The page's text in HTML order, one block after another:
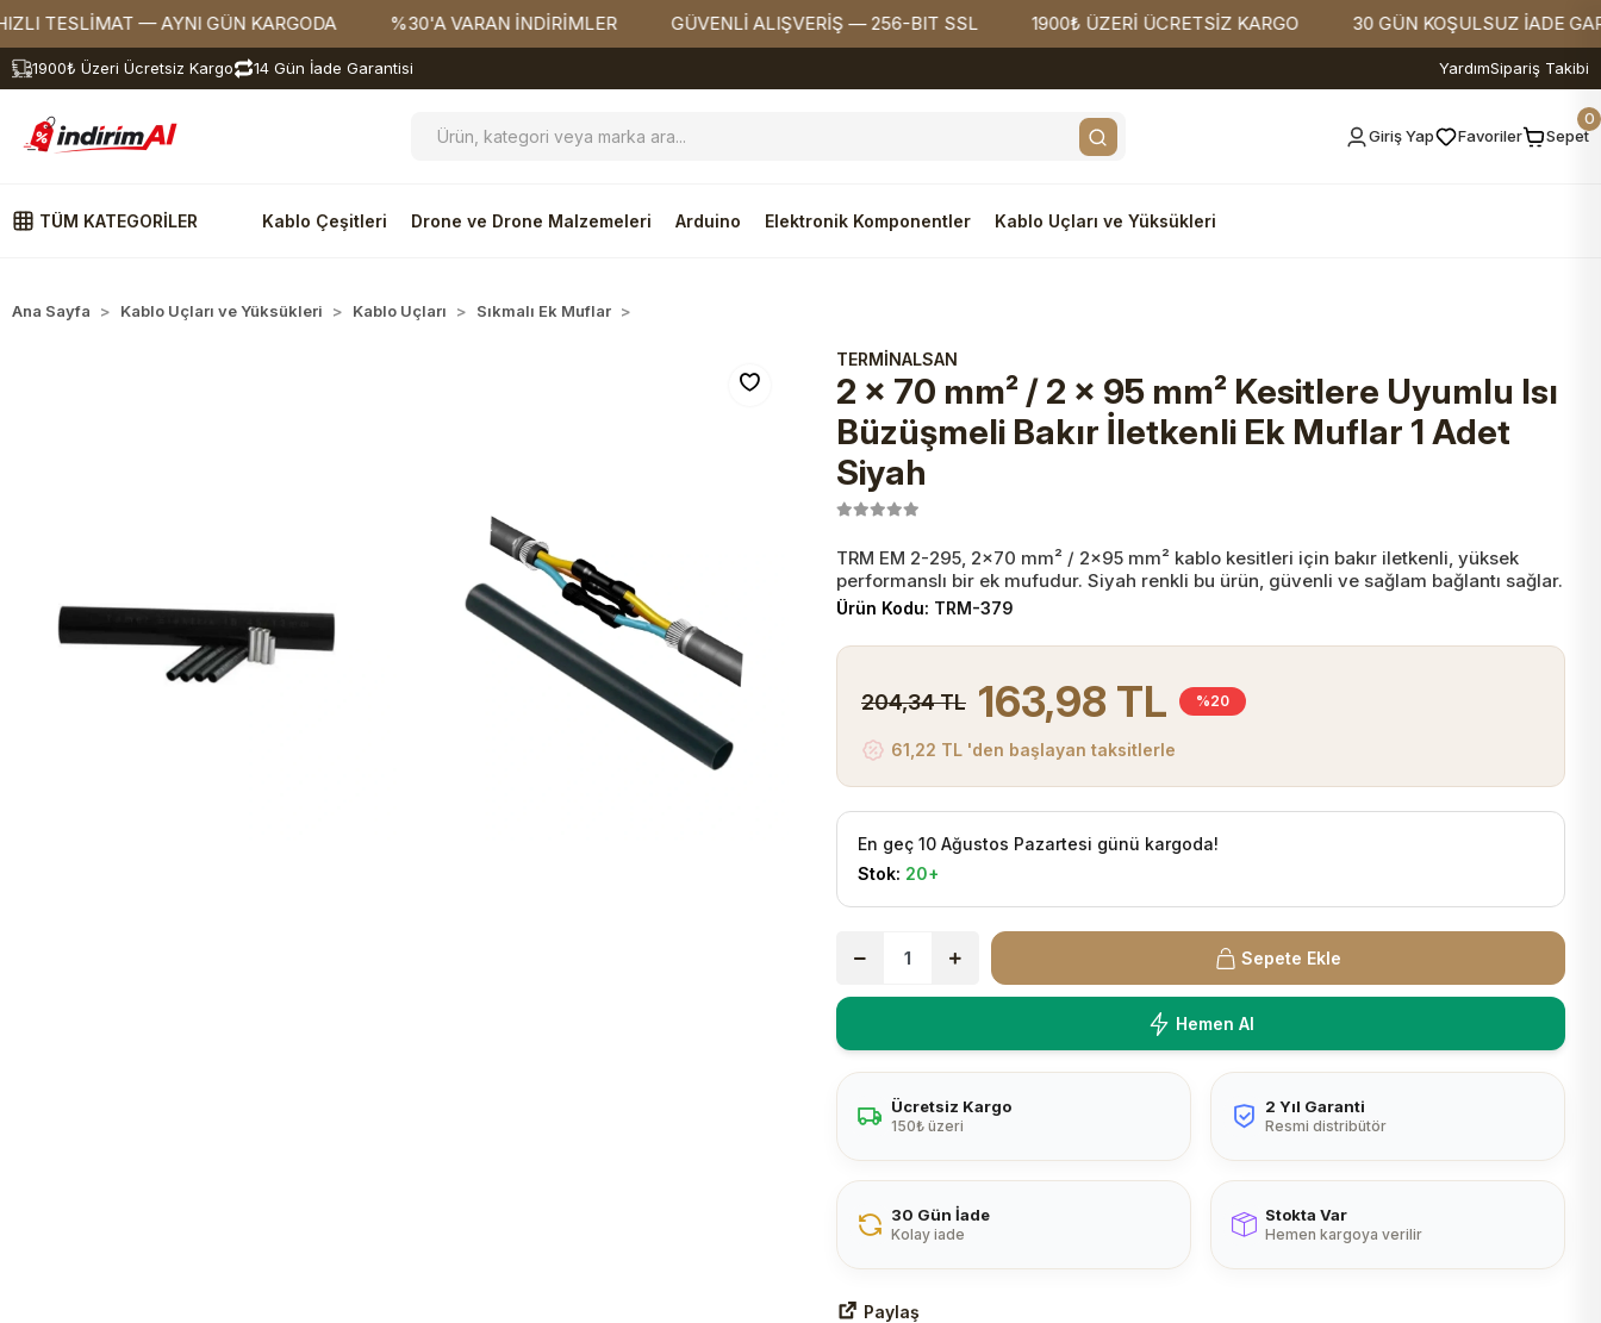
— AYNI GÜN KARGODA %30'A VARAN İNDİRİMLER GÜVENLİ ALIŞVERİŞ — 256-BIT SSL 1900₺ ÜZERİ ÜCRETSİZ KARGO 30 GÜN KOŞULSUZ İADE
1900₺ Üzeri Ücretsiz Kargo 14 Gün İade Garantisi YardımSipariş Takibi
Giriş Yap Favoriler Sepet
0
TÜM KATEGORİLER Kablo Çeşitleri Drone ve Drone Malzemeleri Arduino Elektronik Komponentler Kablo Uçları ve Yüksükleri
Ana Sayfa Kablo Uçları ve Yüksükleri Kablo Uçları Sıkmalı Ek Muflar
TERMİNALSAN
2 x 70 mm² / 2 x 95 mm² Kesitlere Uyumlu Isı
Büzüşmeli Bakır İletkenli Ek Muflar 1 Adet
Siyah
TRM EM 2-295, 2x70 mm² / 2x95 mm² kablo kesitleri için bakır iletkenli, yüksek
performanslı bir ek mufudur. Siyah renkli bu ürün, güvenli ve sağlam bağlantı sağlar.
Ürün Kodu: TRM-379
204,34 TL 163,98 TL %20
61,22 TL 'den başlayan taksitlerle
En geç 10 Ağustos Pazartesi günü kargoda!
Stok: 20+
Sepete Ekle
Hemen Al
Ücretsiz Kargo
150₺ üzeri
2 Yıl Garanti
Resmi distribütör
30 Gün İade
Kolay iade
Stokta Var
Hemen kargoya verilir
Paylaş